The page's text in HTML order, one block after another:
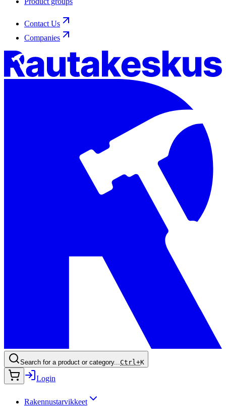
Contact Us
Companies
Search for a product or category...Ctrl+K
Login
Rakennustarvikkeet